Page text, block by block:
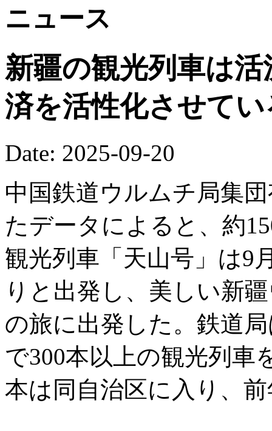
ニュース
新疆の観光列車は
済を活性化させてい
Date: 2025-09-20
中国鉄道ウルムチ局集
たデータによると、約
観光列車「天山号」は9
りと出発し、美しい新
の旅に出発した。鉄道
で300本以上の観光列車
本は同自治区に入り、